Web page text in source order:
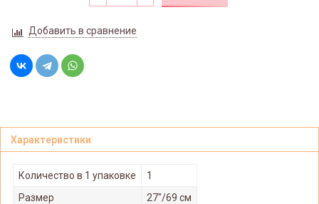
Добавить в сравнение
Характеристики
Количество в 1 упаковке
1
Размер
27"/69 см